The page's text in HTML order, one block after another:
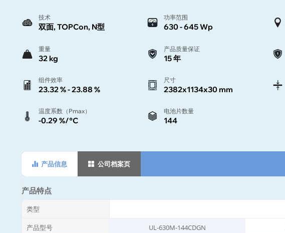
技术
双面, TOPCon, N型
功率范围
630 - 645 Wp
重量
32 kg
产品质量保证
15 年
组件效率
23.32 % - 23.88 %
尺寸
2382x1134x30 mm
温度系数（Pmax）
-0.29 %/°C
电池片数量
144
产品信息 公司档案页
产品特点
类型
产品型号 UL-630M-144CDGN